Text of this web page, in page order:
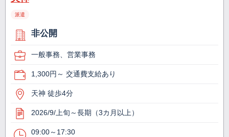
派遣
非公開
一般事務、営業事務
1,300円～ 交通費支給あり
天神 徒歩4分
2026/9/上旬～長期（3カ月以上）
09:00～17:30